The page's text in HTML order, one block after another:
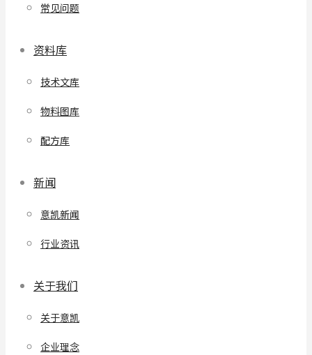
常见问题
资料库
技术文库
物料图库
配方库
新闻
意凯新闻
行业资讯
关于我们
关于意凯
企业理念